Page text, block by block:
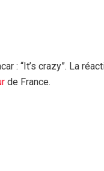
: “It’s crazy”. La
de France.